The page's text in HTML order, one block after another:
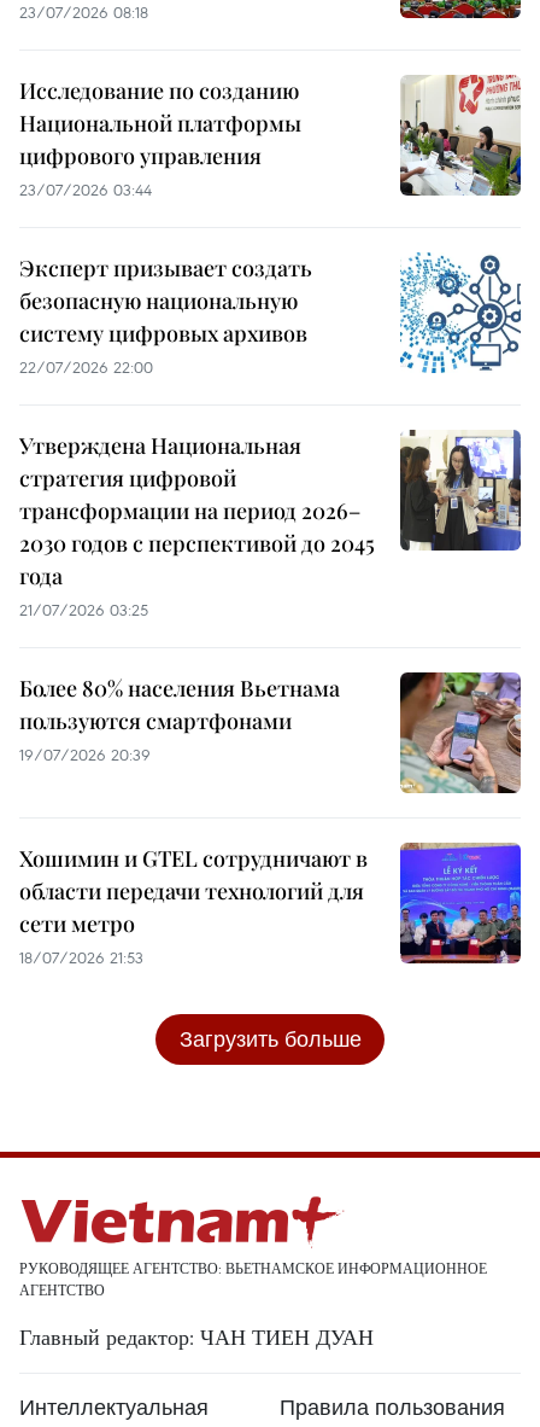
23/07/2026 08:18
Исследование по созданию
Национальной платформы
цифрового управления
23/07/2026 03:44
Эксперт призывает создать
безопасную национальную
систему цифровых архивов
22/07/2026 22:00
Утверждена Национальная
стратегия цифровой
трансформации на период 2026–
2030 годов с перспективой до 2045
года
21/07/2026 03:25
Более 80% населения Вьетнама
пользуются смартфонами
19/07/2026 20:39
Хошимин и GTEL сотрудничают в
области передачи технологий для
сети метро
18/07/2026 21:53
Загрузить больше
РУКОВОДЯЩЕЕ АГЕНТСТВО: ВЬЕТНАМСКОЕ ИНФОРМАЦИОННОЕ
АГЕНТСТВО
Главный редактор: ЧАН ТИЕН ДУАН
Интеллектуальная
Правила пользования